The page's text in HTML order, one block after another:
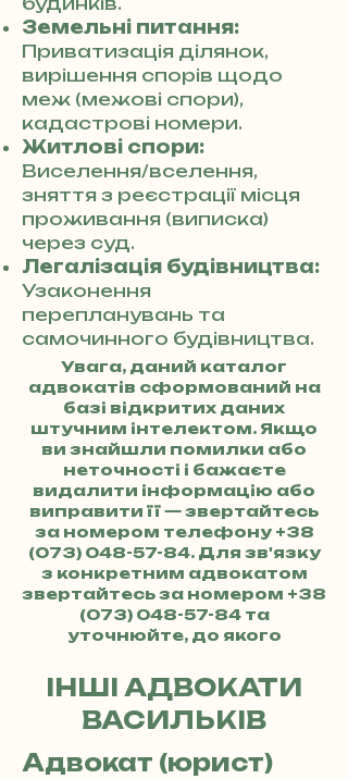
Земельні питання:
Приватизація ділянок,
вирішення спорів щодо
меж (межові спори),
кадастрові номери.
Житлові спори:
Виселення/вселення,
зняття з реєстрації місця
проживання (виписка)
через суд.
Легалізація будівництва:
Узаконення
перепланувань та
самочинного будівництва.
Увага, даний каталог
адвокатів сформований на
базі відкритих даних
штучним інтелектом. Якщо
ви знайшли помилки або
неточності і бажаєте
видалити інформацію або
виправити її — звертайтесь
за номером телефону +38
(073) 048-57-84. Для зв'язку
з конкретним адвокатом
звертайтесь за номером +38
(073) 048-57-84та
уточнюйте, до якого
ІНШІ АДВОКАТИ
ВАСИЛЬКІВ
Адвокат (юрист)